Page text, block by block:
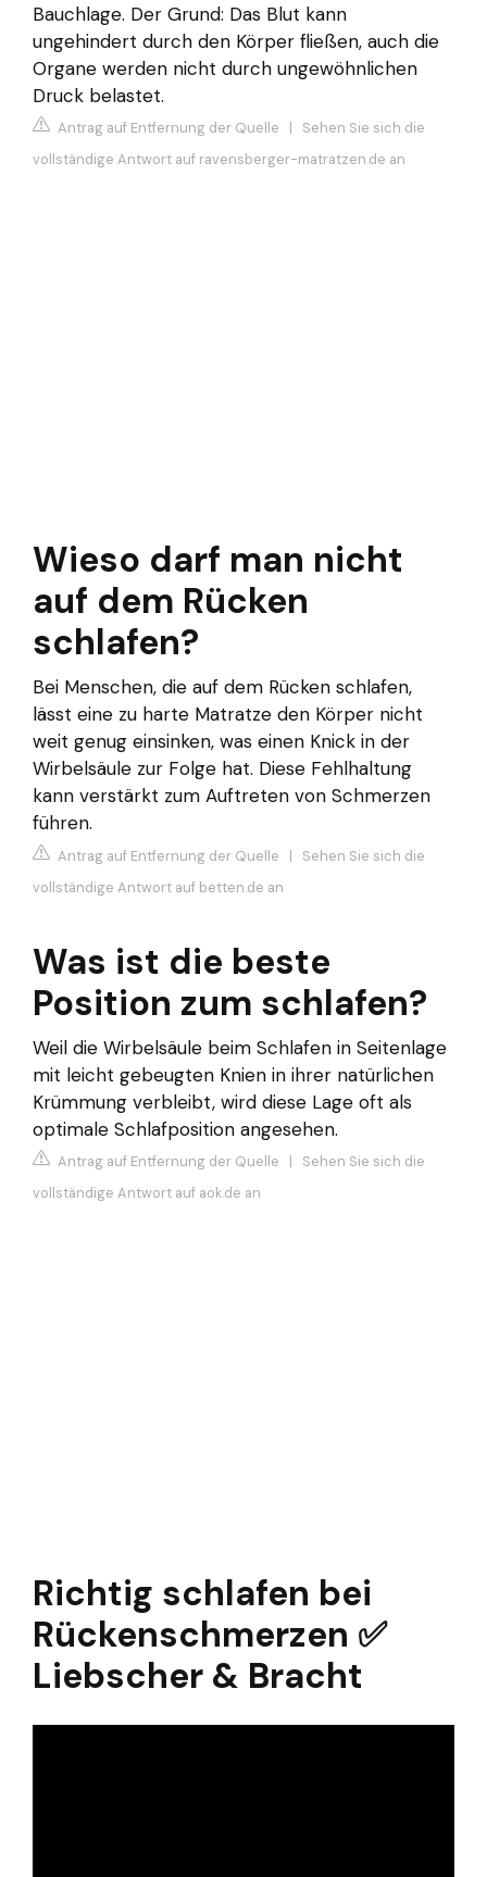
Bauchlage. Der Grund: Das Blut kann
ungehindert durch den Körper fließen, auch die
Organe werden nicht durch ungewöhnlichen
Druck belastet.
Antrag auf Entfernung der Quelle | Sehen Sie sich die
vollständige Antwort auf ravensberger-matratzen.de an
Wieso darf man nicht
auf dem Rücken
schlafen?
Bei Menschen, die auf dem Rücken schlafen,
lässt eine zu harte Matratze den Körper nicht
weit genug einsinken, was einen Knick in der
Wirbelsäule zur Folge hat. Diese Fehlhaltung
kann verstärkt zum Auftreten von Schmerzen
führen.
Antrag auf Entfernung der Quelle | Sehen Sie sich die
vollständige Antwort auf betten.de an
Was ist die beste
Position zum schlafen?
Weil die Wirbelsäule beim Schlafen in Seitenlage
mit leicht gebeugten Knien in ihrer natürlichen
Krümmung verbleibt, wird diese Lage oft als
optimale Schlafposition angesehen.
Antrag auf Entfernung der Quelle | Sehen Sie sich die
vollständige Antwort auf aok.de an
Richtig schlafen bei
Rückenschmerzen ✅
Liebscher & Bracht